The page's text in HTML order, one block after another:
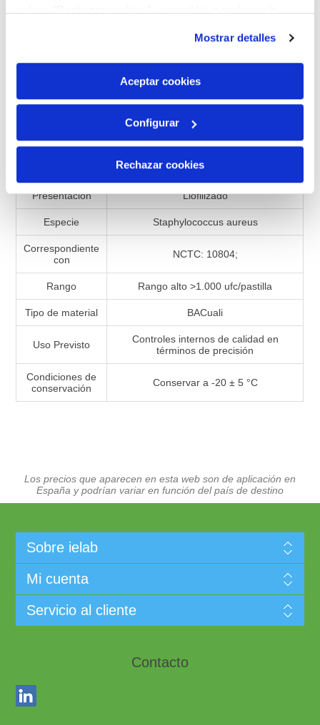
son indispensables para que el sitio web funcione y que
por tanto no se pueden desactivar. Puedes consultar
más información en nuestraPolítica de Cookies
Mostrar detalles
Aceptar cookies
Configurar
Rechazar cookies
AÑADIR AL CARRITO
Añadir a la lista de comparación
Especificaciones de productos
992680
Presentación Liofilizado
Especie Staphylococcus aureus
Correspondiente
con
NCTC: 10804;
Rango Rango alto >1.000 ufc/pastilla
Tipo de material BACuali
Uso Previsto
Controles internos de calidad en
términos de precisión
Condiciones de
conservación
Conservar a -20 ± 5 °C
Los precios que aparecen en esta web son de aplicación en
España y podrían variar en función del país de destino
Sobre ielab
Mi cuenta
Servicio al cliente
Contacto